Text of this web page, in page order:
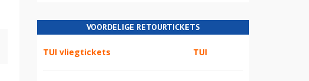
VOORDELIGE RETOURTICKETS
TUI vliegtickets TUI